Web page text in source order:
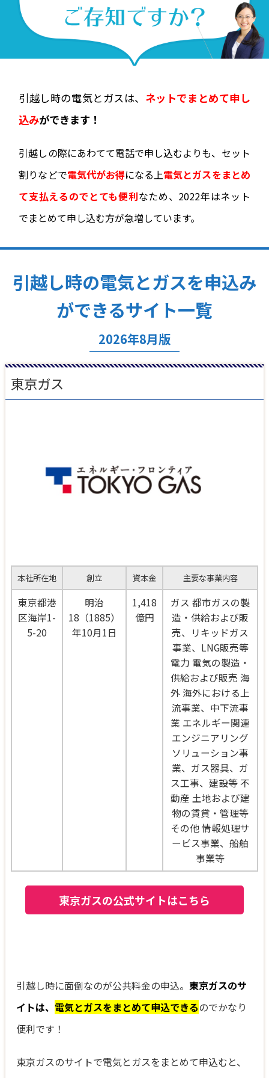
引越し時の電気とガスは、 ネットでまとめて申し
込みができます！
引越しの際にあわてて電話で申し込むよりも、 セット
割りなどで電気代がお得になる上電気とガスをまとめ
て支払えるのでとても便利なため、2022年はネット
でまとめて申し込む方が急増しています。
引越し時の電気とガスを申込み
ができるサイト一覧
2026年8月版
東京ガス
本社所在地 創立 資本金 主要な事業内容
東京都港
区海岸1-
5-20
明治
18（1885）
年10月1日
1,418
億円
ガス 都市ガスの製
造・供給および販
売、リキッドガス
事業、LNG販売等
電力 電気の製造・
供給および販売 海
外 海外における上
流事業、中下流事
業 エネルギー関連
エンジニアリング
ソリューション事
業、ガス器具、ガ
ス工事、建設等 不
動産 土地および建
物の賃貸・管理等
その他 情報処理サ
ービス事業、船舶
事業等
東京ガスの公式サイトはこちら
引越し時に面倒なのが公共料金の申込。 東京ガスのサ
イトは、 電気とガスをまとめて申込できるのでかなり
便利です！
東京ガスのサイトで電気とガスをまとめて申込むと、